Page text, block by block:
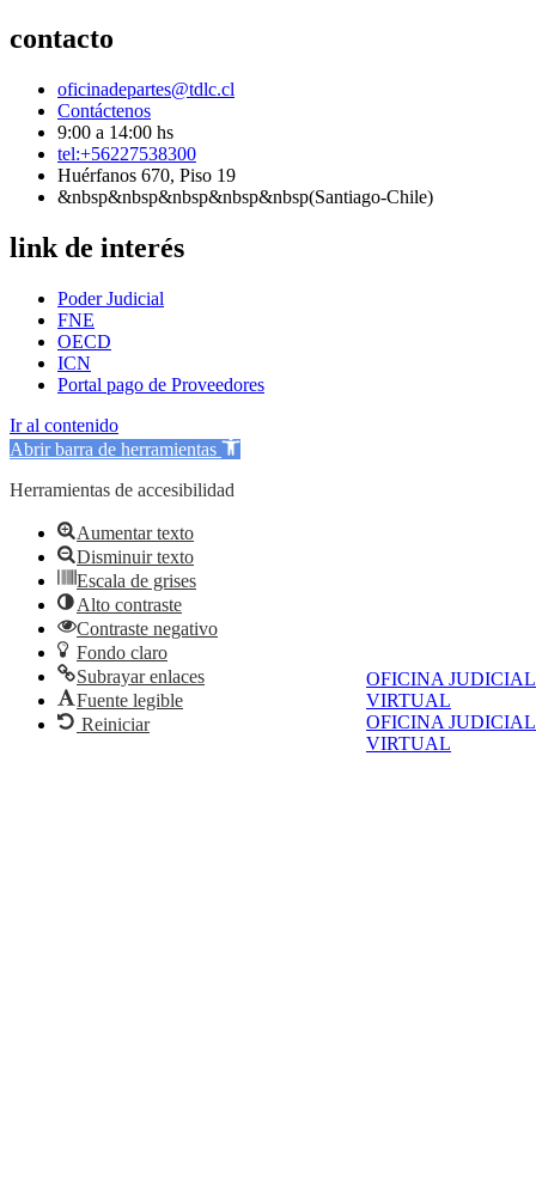
OFICINA JUDICIAL
VIRTUAL
OFICINA JUDICIAL
VIRTUAL
contacto
oficinadepartes@tdlc.cl
Contáctenos
9:00 a 14:00 hs
tel:+56227538300
Huérfanos 670, Piso 19
&nbsp&nbsp&nbsp&nbsp&nbsp(Santiago-Chile)
link de interés
Poder Judicial
FNE
OECD
ICN
Portal pago de Proveedores
Ir al contenido
Abrir barra de herramientas
Herramientas de accesibilidad
Aumentar texto
Disminuir texto
Escala de grises
Alto contraste
Contraste negativo
Fondo claro
Subrayar enlaces
Fuente legible
Reiniciar